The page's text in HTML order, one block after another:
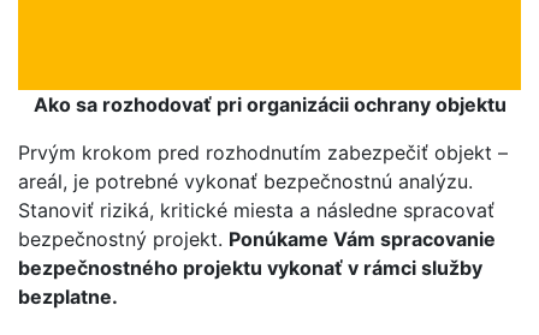
Ako sa rozhodovať pri organizácii ochrany objektu
Prvým krokom pred rozhodnutím zabezpečiť objekt –
areál, je potrebné vykonať bezpečnostnú analýzu.
Stanoviť riziká, kritické miesta a následne spracovať
bezpečnostný projekt. Ponúkame Vám spracovanie
bezpečnostného projektu vykonať v rámci služby
bezplatne.